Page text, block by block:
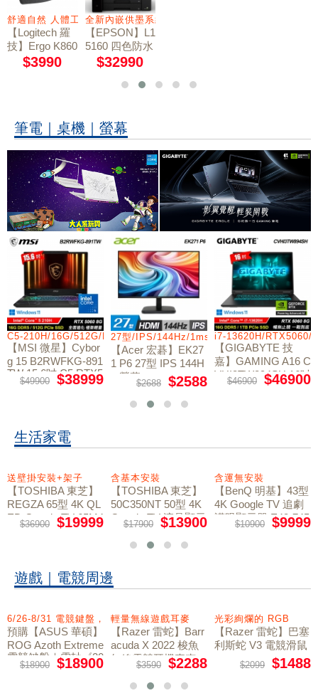
輸功能
舒適自然 人體工學的打字體驗
【Logitech 羅
技】Ergo K860
藍牙人體工學
$3990
全新內嵌供墨系統，方便注入墨水，不易漏墨
【EPSON】L1
5160 四色防水
高速A3 連供複
$32990
筆電｜桌機｜螢幕
DP/IPS/Type-C
C5-210H/16G/512G/RTX5060/W11
【MSI 微星】Cybor
g 15 B2RWFKG-891
TW 15.6吋 C5 RTX5
060 電競筆電
$49900 $38999
27型/IPS/144Hz/1ms
【Acer 宏碁】EK27
1 P6 27型 IPS 144H
z 螢幕
$2688 $2588
i7-13620H/RTX5060/
【GIGABYTE 技
嘉】GAMING A16 C
VHI3TW894SH 16吋
i7 RTX5060 電競筆
$46900 $46900
生活家電
送壁掛安裝+架子
【TOSHIBA 東芝】
REGZA 65型 4K QL
ED Google TV 65M4
50NT液晶顯示器｜
$36900 $19999
含基本安裝
【TOSHIBA 東芝】
50C350NT 50型 4K
Google TV 液晶顯示
器｜含基本安裝
$17900 $13900
含運無安裝
【BenQ 明基】43型
4K Google TV 追劇
護眼顯示器 E43-745
｜含運無安裝
$10900 $9999
遊戲｜電競周邊
6/26-8/31 電競鍵盤，登錄送ROG 20th限量鼠墊
預購【ASUS 華碩】
ROG Azoth Extreme
電競鍵盤｜雪軸《20
周年限量版》
$18900 $18900
輕量無線遊戲耳麥
【Razer 雷蛇】Barr
acuda X 2022 梭魚
無線電競耳機麥克
$3590 $2288
光彩絢爛的 RGB
【Razer 雷蛇】巴塞
利斯蛇 V3 電競滑鼠
$2099 $1488